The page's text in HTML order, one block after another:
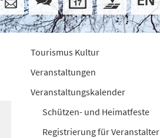
Tourismus Kultur
Veranstaltungen
Veranstaltungskalender
Schützen- und Heimatfeste
Registrierung für Veranstalter